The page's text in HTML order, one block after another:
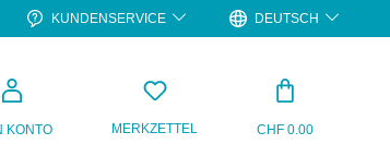
KUNDENSERVICE DEUTSCH
KONTO MERKZETTEL CHF 0.00